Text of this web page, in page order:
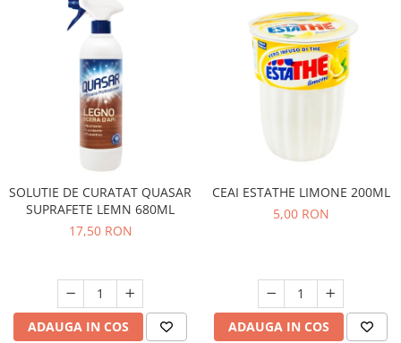
SOLUTIE DE CURATAT QUASAR
SUPRAFETE LEMN 680ML
17,50 RON
ADAUGA IN COS
CEAI ESTATHE LIMONE 200ML
5,00 RON
ADAUGA IN COS